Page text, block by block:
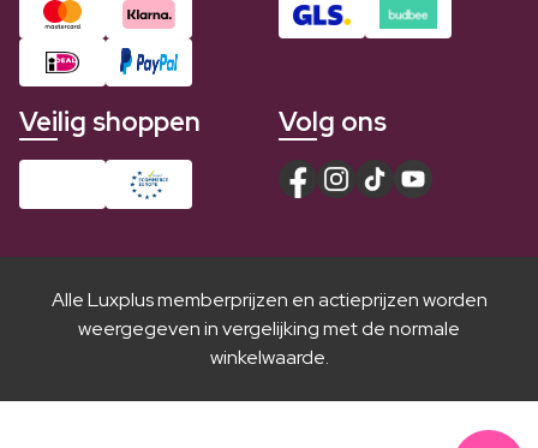
Veilig shoppen Volg ons
Alle Luxplus memberprijzen en actieprijzen worden
weergegeven in vergelijking met de normale
winkelwaarde.